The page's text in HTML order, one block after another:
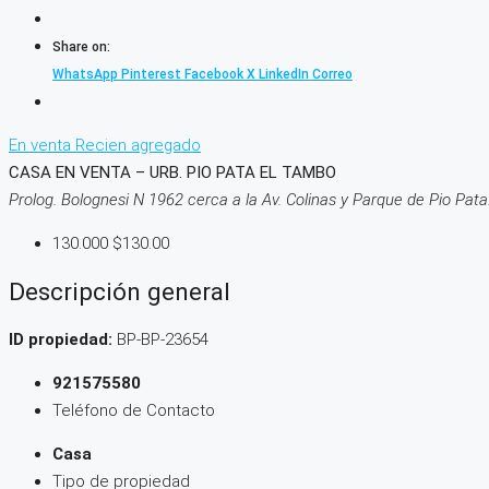
Share on:
WhatsApp Pinterest Facebook X LinkedIn Correo
En venta Recien agregado
CASA EN VENTA – URB. PIO PATA EL TAMBO
Prolog. Bolognesi N 1962 cerca a la Av. Colinas y Parque de Pio
130.000 $130.00
Descripción general
ID propiedad: BP-BP-23654
921575580
Teléfono de Contacto
Casa
Tipo de propiedad